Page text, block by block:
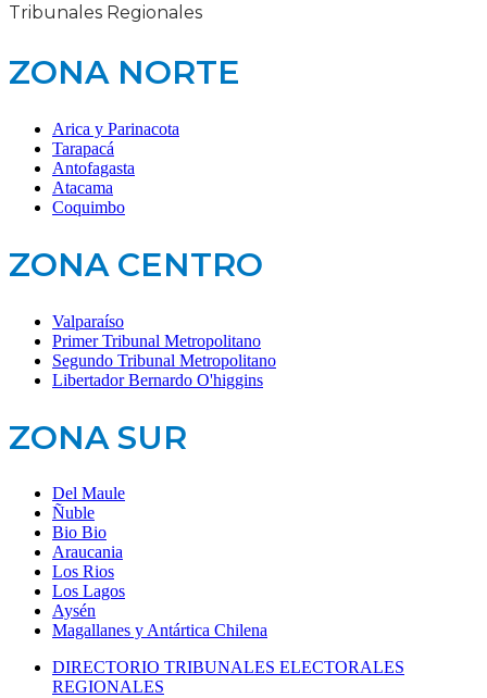
Tribunales Regionales
ZONA NORTE
Arica y Parinacota
Tarapacá
Antofagasta
Atacama
Coquimbo
ZONA CENTRO
Valparaíso
Primer Tribunal Metropolitano
Segundo Tribunal Metropolitano
Libertador Bernardo O'higgins
ZONA SUR
Del Maule
Ñuble
Bio Bio
Araucania
Los Rios
Los Lagos
Aysén
Magallanes y Antártica Chilena
DIRECTORIO TRIBUNALES ELECTORALES
REGIONALES